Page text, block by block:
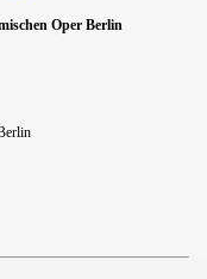
Oper Berlin